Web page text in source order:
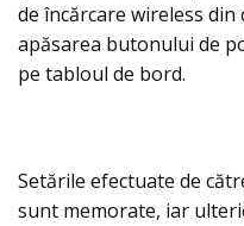
de încărcare wireless
apăsarea butonului de
pe tabloul de bord.
Setările efectuate de
sunt memorate, iar